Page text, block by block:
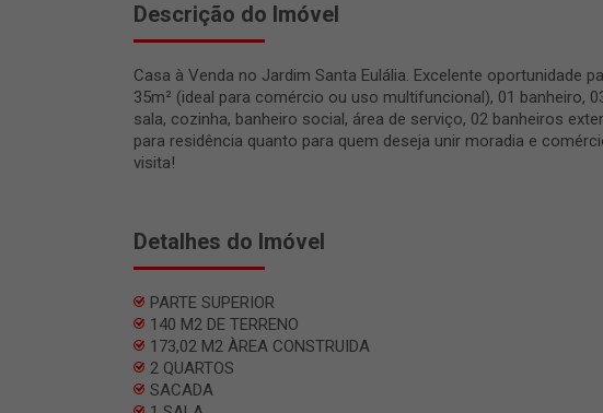
Descrição do Imóvel
Casa à Venda no Jardim Santa Eulália. Excelente oportunidade
35m² (ideal para comércio ou uso multifuncional), 01 banheiro,
sala, cozinha, banheiro social, área de serviço, 02 banheiros
para residência quanto para quem deseja unir moradia e
visita!
Detalhes do Imóvel
PARTE SUPERIOR
140 M2 DE TERRENO
173,02 M2 ÀREA CONSTRUIDA
2 QUARTOS
SACADA